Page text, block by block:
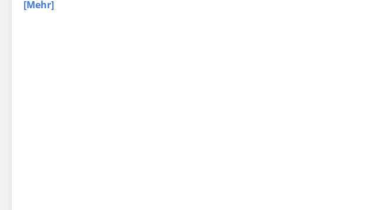
[Mehr]